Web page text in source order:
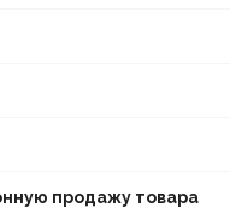
продажу товара